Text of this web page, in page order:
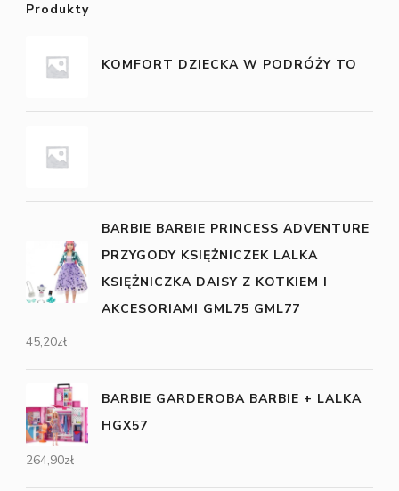
Produkty
KOMFORT DZIECKA W PODRÓŻY TO
BARBIE BARBIE PRINCESS ADVENTURE
PRZYGODY KSIĘŻNICZEK LALKA
KSIĘŻNICZKA DAISY Z KOTKIEM I
AKCESORIAMI GML75 GML77
45,20zł
BARBIE GARDEROBA BARBIE + LALKA
HGX57
264,90zł